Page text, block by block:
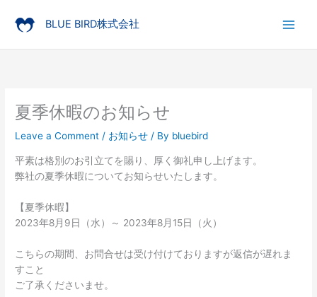
BLUE BIRD株式会社
夏季休暇のお知らせ
Leave a Comment / お知らせ / By bluebird
平素は格別のお引立てを賜り、厚く御礼申し上げます。
弊社の夏季休暇についてお知らせいたします。
【夏季休暇】
2023年8月9日（水）～ 2023年8月15日（火）
こちらの期間、お問合せは受け付けておりますが返信が遅れま
すこと
ご了承くださいませ。